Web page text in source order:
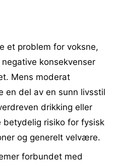
et problem for voksne,
konsekvenser
Mens moderat
en del av en sunn livsstil
drikking eller
betydelig risiko for fysisk
og generelt velvære.
forbundet med